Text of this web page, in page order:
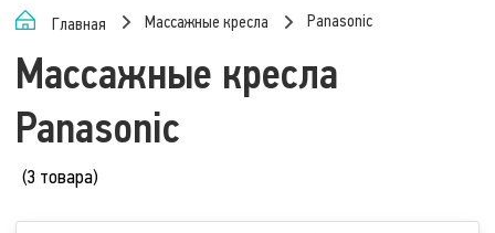
Главная Массажные кресла Panasonic
Массажные кресла
Panasonic
(3 товара)